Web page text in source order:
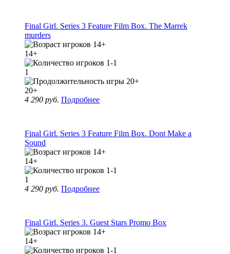
Final Girl. Series 3 Feature Film Box. The Marrek
murders
14+
1
20+
4 290 руб. Подробнее
Final Girl. Series 3 Feature Film Box. Dont Make a
Sound
14+
1
4 290 руб. Подробнее
Final Girl. Series 3. Guest Stars Promo Box
14+